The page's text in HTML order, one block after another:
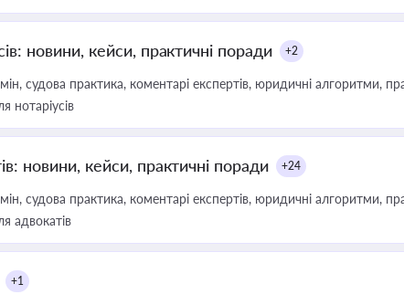
новини, кейси, практичні поради +2
судова практика, коментарі експертів, юридичні алгоритми,
нотаріусів
новини, кейси, практичні поради +24
судова практика, коментарі експертів, юридичні алгоритми,
адвокатів
+1